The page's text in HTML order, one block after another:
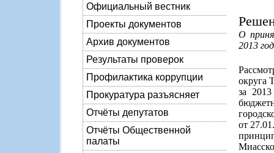
Официальный вестник
Проекты документов
Архив документов
Результаты проверок
Профилактика коррупции
Прокуратура разъясняет
Отчёты депутатов
Отчёты Общественной
палаты
О
2013 год
округа
за
от